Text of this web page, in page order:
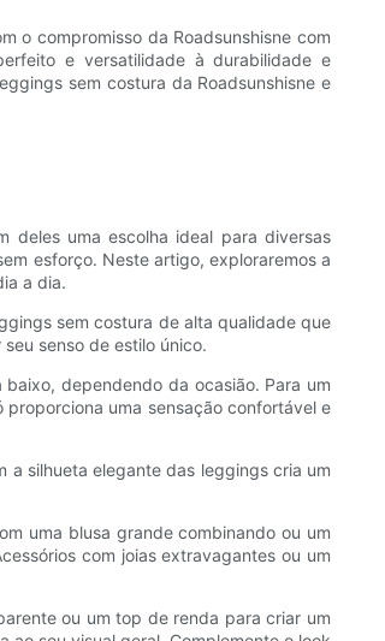
o compromisso da Roadsunshisne com
e versatilidade à durabilidade e
sem costura da Roadsunshisne e
deles uma escolha ideal para diversas
esforço. Neste artigo, exploraremos a
a dia.
sem costura de alta qualidade que
senso de estilo único.
dependendo da ocasião. Para um
proporciona uma sensação confortável e
a silhueta elegante das leggings cria um
uma blusa grande combinando ou um
com joias extravagantes ou um
ou um top de renda para criar um